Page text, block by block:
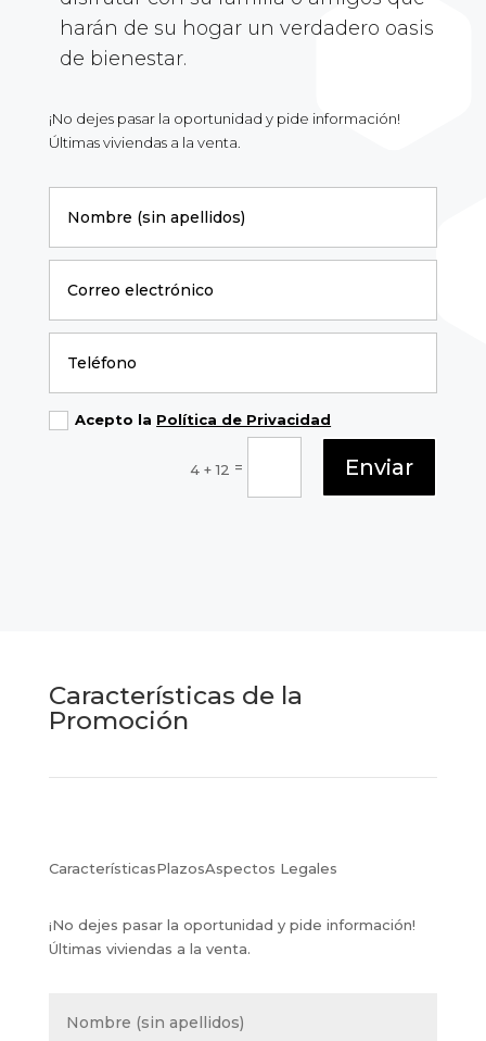
harán de su hogar un verdadero oasis
de bienestar.
¡No dejes pasar la oportunidad y pide información!
Últimas viviendas a la venta.
Acepto la Política de Privacidad
4 + 12 = Enviar
Características de la
Promoción
CaracterísticasPlazosAspectos Legales
¡No dejes pasar la oportunidad y pide información!
Últimas viviendas a la venta.